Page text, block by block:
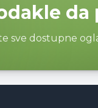
da
sve dostupne